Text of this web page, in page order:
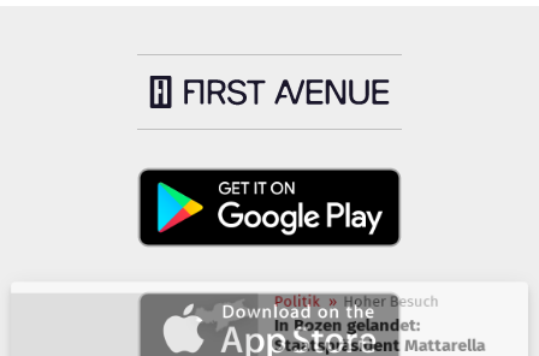
Politik » Hoher Besuch
In Bozen gelandet:
Staatspräsident Mattarella